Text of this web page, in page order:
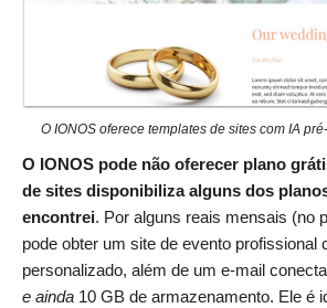
O IONOS oferece templates de sites com IA
O IONOS pode não oferecer plano
de sites disponibiliza alguns dos
encontrei. Por alguns reais mensais (no
pode obter um site de evento profissional
personalizado, além de um e-mail
e ainda 10 GB de armazenamento. Ele é